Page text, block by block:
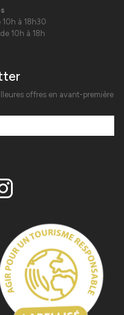
à 18h30
10h à 18h
offres en avant-première